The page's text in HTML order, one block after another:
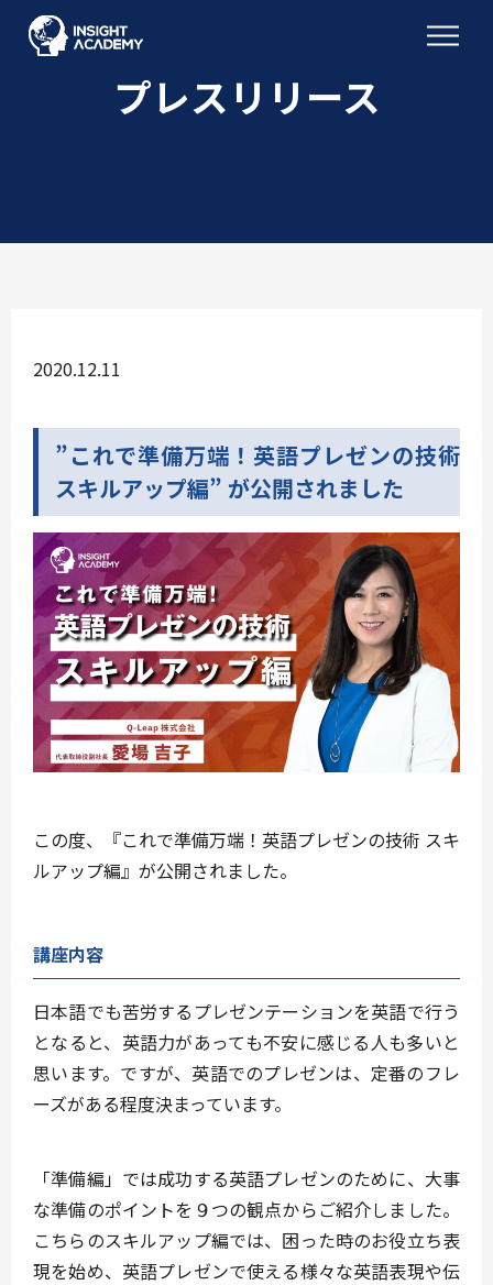
プレスリリース
2020.12.11
”これで準備万端！英語プレゼンの技術
スキルアップ編” が公開されました
この度、『これで準備万端！英語プレゼンの技術 スキ
ルアップ編』が公開されました。
講座内容
日本語でも苦労するプレゼンテーションを英語で行う
となると、英語力があっても不安に感じる人も多いと
思います。ですが、英語でのプレゼンは、定番のフレ
ーズがある程度決まっています。
「準備編」では成功する英語プレゼンのために、大事
な準備のポイントを９つの観点からご紹介しました。
こちらのスキルアップ編では、困った時のお役立ち表
現を始め、英語プレゼンで使える様々な英語表現や伝